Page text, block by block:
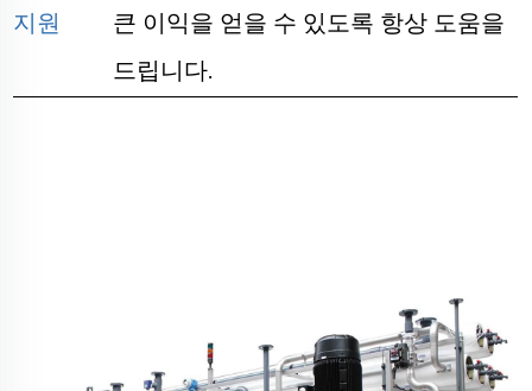
지원
큰 이익을 얻을 수 있도록 항상 도움을
드립니다.